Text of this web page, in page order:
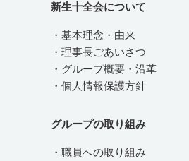
新生十全会について
・基本理念・由来
・理事長ごあいさつ
・グループ概要・沿革
・個人情報保護方針
グループの取り組み
・職員への取り組み